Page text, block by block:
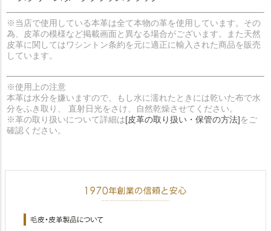
※当店で使用している本革は全て本物の革を使用しています。その
為、皮革の模様など掲載画面と異なる場合がございます。また天然
皮革に関してはワシントン条約を元に適正に輸入された商品を販売
しています。
※使用上の注意
本革は水分を嫌いますので、もし水に濡れたときには乾いた布で水
分をふき取り、 直射日光をさけ、自然乾燥させてください。
※革の取り扱いについて詳細は[皮革の取り扱い・保管の方法]をご
確認ください。